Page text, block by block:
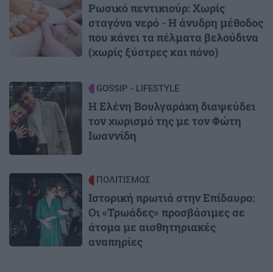
Ρωσικό πεντικιούρ: Χωρίς
σταγόνα νερό - Η άνυδρη μέθοδος
που κάνει τα πέλματα βελούδινα
(χωρίς ξύστρες και πόνο)
Image GOSSIP - LIFESTYLE
Η Ελένη Βουλγαράκη διαψεύδει
τον χωρισμό της με τον Φώτη
Ιωαννίδη
Image ΠΟΛΙΤΙΣΜΟΣ
Ιστορική πρωτιά στην Επίδαυρο:
Οι «Τρωάδες» προσβάσιμες σε
άτομα με αισθητηριακές
αναπηρίες